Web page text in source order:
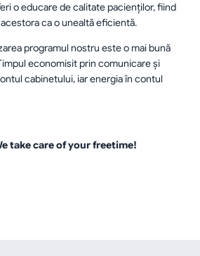
o educare de calitate pacienților, fiind
ca o unealtă eficientă.
programul nostru este o mai bună
economisit prin comunicare și
cabinetului, iar energia în contul
take care of your freetime!